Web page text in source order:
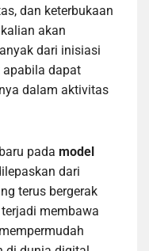
dan keterbukaan
akan
dari inisiasi
apabila dapat
dalam aktivitas
pada model
dari
terus bergerak
membawa